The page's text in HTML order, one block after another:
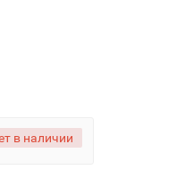
в наличии